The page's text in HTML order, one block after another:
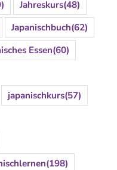
Jahreskurs(48)
Japanischbuch(62)
Essen(60)
japanischkurs(57)
(198)